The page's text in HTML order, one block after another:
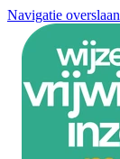
Navigatie overslaan